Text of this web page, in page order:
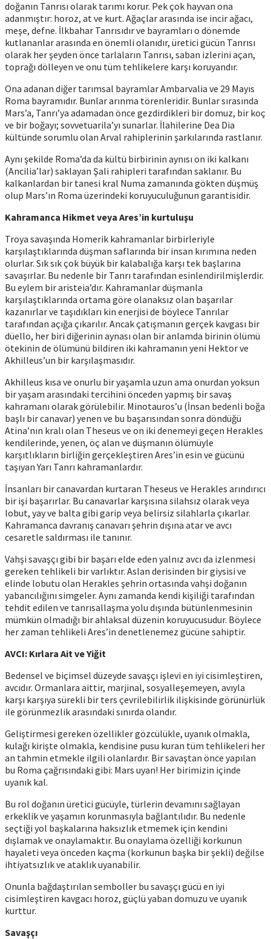
doğanın Tanrısı olarak tarımı korur. Pek çok hayvan ona
adanmıştır: horoz, at ve kurt. Ağaçlar arasında ise incir ağacı,
meşe, defne. İlkbahar Tanrısıdır ve bayramları o dönemde
kutlananlar arasında en önemli olanıdır, üretici gücün Tanrısı
olarak her şeyden önce tarlaların Tanrısı, saban izlerini açan,
toprağı dölleyen ve onu tüm tehlikelere karşı koruyandır.
Ona adanan diğer tarımsal bayramlar Ambarvalia ve 29 Mayıs
Roma bayramıdır. Bunlar arınma törenleridir. Bunlar sırasında
Mars’a, Tanrı’ya adamadan önce gezdirdikleri bir domuz, bir koç
ve bir boğayı; sovvetuarila’yı sunarlar. İlahilerine Dea Dia
kültünde sorumlu olan Arval rahiplerinin şarkılarında rastlanır.
Aynı şekilde Roma’da da kültü birbirinin aynısı on iki kalkanı
(Ancilia’lar) saklayan Şali rahipleri tarafından saklanır. Bu
kalkanlardan bir tanesi kral Numa zamanında gökten düşmüş
olup Mars’ın Roma üzerindeki koruyuculuğunun garantisidir.
Kahramanca Hikmet veya Ares’in kurtuluşu
Troya savaşında Homerik kahramanlar birbirleriyle
karşılaştıklarında düşman saflarında bir insan kırımına neden
olurlar. Sık sık çok büyük bir kalabalığa karşı tek başlarına
savaşırlar. Bu nedenle bir Tanrı tarafından esinlendirilmişlerdir.
Bu eylem bir aristeia’dır. Kahramanlar düşmanla
karşılaştıklarında ortama göre olanaksız olan başarılar
kazanırlar ve taşıdıkları kin enerjisi de böylece Tanrılar
tarafından açığa çıkarılır. Ancak çatışmanın gerçek kavgası bir
düello, her biri diğerinin aynası olan bir anlamda birinin ölümü
ötekinin de ölümünü bildiren iki kahramanın yeni Hektor ve
Akhilleus’un bir karşılaşmasıdır.
Akhilleus kısa ve onurlu bir yaşamla uzun ama onurdan yoksun
bir yaşam arasındaki tercihini önceden yapmış bir savaş
kahramanı olarak görülebilir. Minotauros’u (İnsan bedenli boğa
başlı bir canavar) yenen ve bu başarısından sonra döndüğü
Atina’nın kralı olan Theseus ve on iki denemeyi geçen Herakles
kendilerinde, yenen, öç alan ve düşmanın ölümüyle
karşıtlıkların birliğin gerçekleştiren Ares’in esin ve gücünü
taşıyan Yarı Tanrı kahramanlardır.
İnsanları bir canavardan kurtaran Theseus ve Herakles arındırıcı
bir işi başarırlar. Bu canavarlar karşısına silahsız olarak veya
lobut, yay ve balta gibi garip veya belirsiz silahlarla çıkarlar.
Kahramanca davranış canavarı şehrin dışına atar ve avcı
cesaretle saldırması ile tanınır.
Vahşi savaşçı gibi bir başarı elde eden yalnız avcı da izlenmesi
gereken tehlikeli bir varlıktır. Aslan derisinden bir giysisi ve
elinde lobutu olan Herakles şehrin ortasında vahşi doğanın
yabancılığını simgeler. Aynı zamanda kendi kişiliği tarafından
tehdit edilen ve tanrısallaşma yolu dışında bütünlenmesinin
mümkün olmadığı bir ahlaksal düzenin koruyucusudur. Böylece
her zaman tehlikeli Ares’in denetlenemez gücüne sahiptir.
AVCI: Kırlara Ait ve Yiğit
Bedensel ve biçimsel düzeyde savaşçı işlevi en iyi cisimleştiren,
avcıdır. Ormanlara aittir, marjinal, sosyalleşemeyen, avıyla
karşı karşıya sürekli bir ters çevrilebilirlik ilişkisinde görünürlük
ile görünmezlik arasındaki sınırda olandır.
Geliştirmesi gereken özellikler gözcülükle, uyanık olmakla,
kulağı kirişte olmakla, kendisine pusu kuran tüm tehlikeleri her
an tahmin etmekle ilgili olanlardır. Bir savaştan önce yapılan
bu Roma çağrısındaki gibi: Mars uyan! Her birimizin içinde
uyanık kal.
Bu rol doğanın üretici gücüyle, türlerin devamını sağlayan
erkeklik ve yaşamın korunmasıyla bağlantılıdır. Bu nedenle
seçtiği yol başkalarına haksızlık etmemek için kendini
dışlamak ve onaylamaktır. Bu onaylama özelliği korkunun
hayaleti veya önceden kaçma (korkunun başka bir şekli) değilse
ihtiyatsızlık ve ataklık uyanabilir.
Onunla bağdaştırılan semboller bu savaşçı gücü en iyi
cisimleştiren kavgacı horoz, güçlü yaban domuzu ve uyanık
kurttur.
Savaşçı